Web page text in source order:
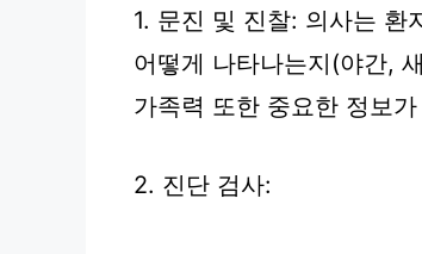
1. 문진 및 진찰: 의사는 환
어떻게 나타나는지(야간,
가족력 또한 중요한 정보
2. 진단 검사: